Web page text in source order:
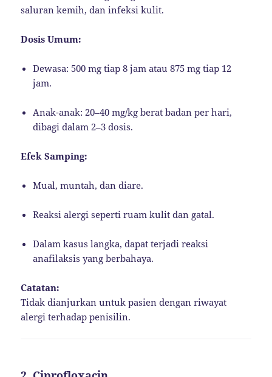
saluran kemih, dan infeksi kulit.
Dosis Umum:
Dewasa: 500 mg tiap 8 jam atau 875 mg tiap 12
jam.
Anak-anak: 20–40 mg/kg berat badan per hari,
dibagi dalam 2–3 dosis.
Efek Samping:
Mual, muntah, dan diare.
Reaksi alergi seperti ruam kulit dan gatal.
Dalam kasus langka, dapat terjadi reaksi
anafilaksis yang berbahaya.
Catatan:
Tidak dianjurkan untuk pasien dengan riwayat
alergi terhadap penisilin.